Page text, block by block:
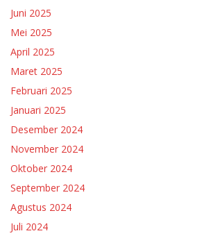
Juni 2025
Mei 2025
April 2025
Maret 2025
Februari 2025
Januari 2025
Desember 2024
November 2024
Oktober 2024
September 2024
Agustus 2024
Juli 2024